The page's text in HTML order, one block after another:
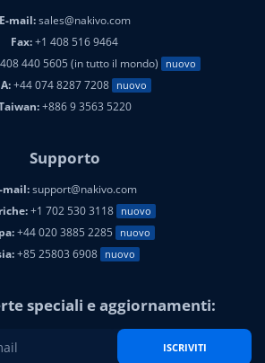
E-mail:sales@nakivo.com
Fax:+1 408 516 9464
440 5605 (in tutto il mondo) nuovo
+44 074 8287 7208 nuovo
+886 9 3563 5220
Supporto
mail:support@nakivo.com
+1 702 530 3118 nuovo
+44 020 3885 2285 nuovo
+85 25803 6908 nuovo
speciali e aggiornamenti:
ISCRIVITI